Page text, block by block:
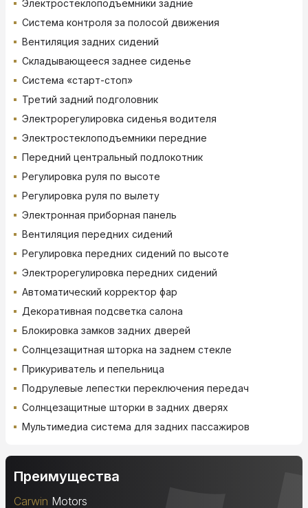
Электростеклоподъемники задние
Система контроля за полосой движения
Вентиляция задних сидений
Складывающееся заднее сиденье
Система «старт-стоп»
Третий задний подголовник
Электрорегулировка сиденья водителя
Электростеклоподъемники передние
Передний центральный подлокотник
Регулировка руля по высоте
Регулировка руля по вылету
Электронная приборная панель
Вентиляция передних сидений
Регулировка передних сидений по высоте
Электрорегулировка передних сидений
Автоматический корректор фар
Декоративная подсветка салона
Блокировка замков задних дверей
Солнцезащитная шторка на заднем стекле
Прикуриватель и пепельница
Подрулевые лепестки переключения передач
Солнцезащитные шторки в задних дверях
Мультимедиа система для задних пассажиров
Преимущества
Carwin Motors